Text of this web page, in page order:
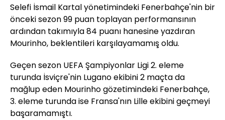
Selefi İsmail Kartal yönetimindeki Fenerbahçe'nin bir
önceki sezon 99 puan toplayan performansının
ardından takımıyla 84 puanı hanesine yazdıran
Mourinho, beklentileri karşılayamamış oldu.
Geçen sezon UEFA Şampiyonlar Ligi 2. eleme
turunda İsviçre'nin Lugano ekibini 2 maçta da
mağlup eden Mourinho gözetimindeki Fenerbahçe,
3. eleme turunda ise Fransa'nın Lille ekibini geçmeyi
başaramamıştı.